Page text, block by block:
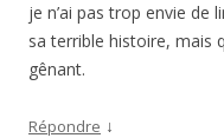
je n’ai pas trop envie de
sa terrible histoire, mais
gênant.
Répondre ↓